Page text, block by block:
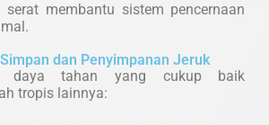
serat membantu sistem pencernaan
dan Penyimpanan Jeruk
daya tahan yang cukup baik
tropis lainnya: